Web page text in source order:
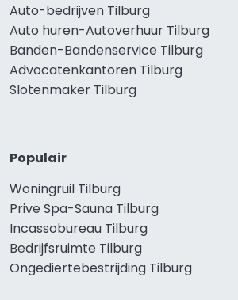
Auto-bedrijven Tilburg
Auto huren-Autoverhuur Tilburg
Banden-Bandenservice Tilburg
Advocatenkantoren Tilburg
Slotenmaker Tilburg
Populair
Woningruil Tilburg
Prive Spa-Sauna Tilburg
Incassobureau Tilburg
Bedrijfsruimte Tilburg
Ongediertebestrijding Tilburg